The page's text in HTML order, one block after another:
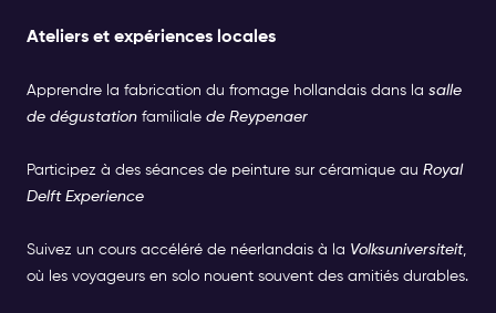
Ateliers et expériences locales
Apprendre la fabrication du fromage hollandais dans la salle
de dégustation familiale de Reypenaer
Participez à des séances de peinture sur céramique au Royal
Delft Experience
Suivez un cours accéléré de néerlandais à la Volksuniversiteit,
où les voyageurs en solo nouent souvent des amitiés durables.